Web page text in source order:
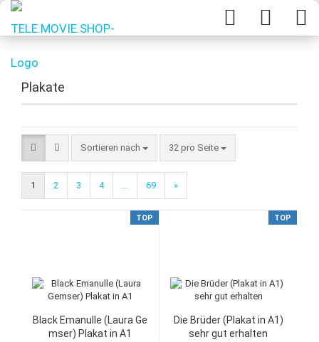
Plakate
Sortieren nach 32 pro Seite
1 2 3 4 ... 69 »
TOP
Black Emanulle (Laura Ge
mser) Plakat in A1
TOP
Die Brüder (Plakat in A1)
sehr gut erhalten